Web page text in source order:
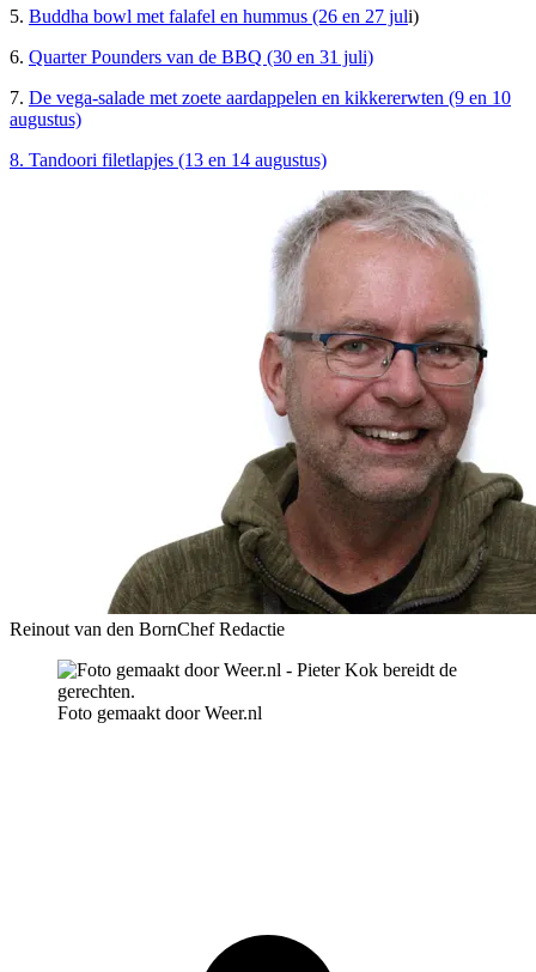
5. Buddha bowl met falafel en hummus (26 en 27 juli)
6. Quarter Pounders van de BBQ (30 en 31 juli)
7. De vega-salade met zoete aardappelen en kikkererwten (9 en 10
augustus)
8. Tandoori filetlapjes (13 en 14 augustus)
Reinout van den BornChef Redactie
Foto gemaakt door Weer.nl